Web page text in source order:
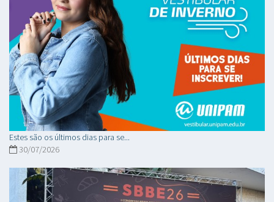
Estes são os últimos dias para se...
30/07/2026